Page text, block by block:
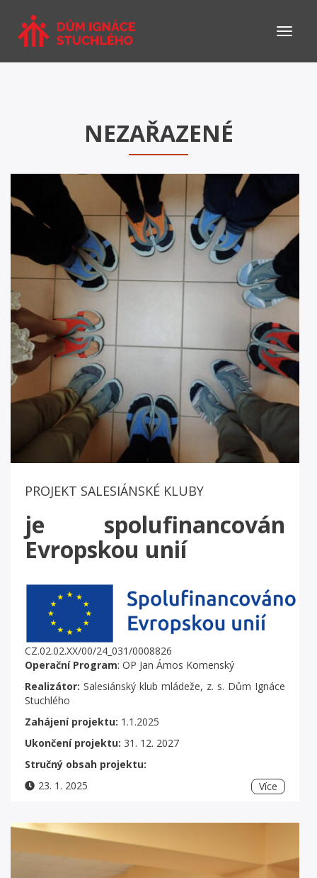
NEZAŘAZENÉ
PROJEKT SALESIÁNSKÉ KLUBY
je spolufinancován
Evropskou unií
CZ.02.02.XX/00/24_031/0008826
Operační Program: OP Jan Ámos Komenský
Realizátor: Salesiánský klub mládeže, z. s. Dům Ignáce
Stuchlého
Zahájení projektu: 1.1.2025
Ukončení projektu: 31. 12. 2027
Stručný obsah projektu:
23. 1. 2025
Více